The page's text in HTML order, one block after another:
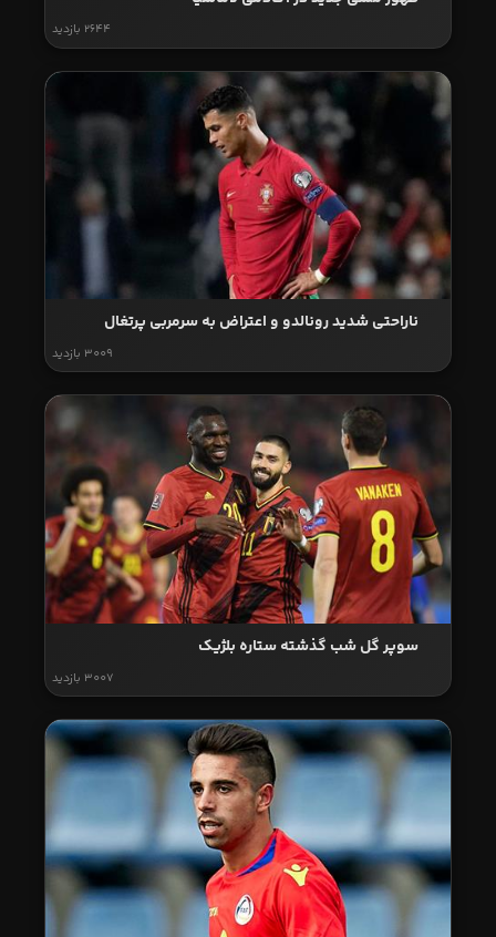
2644 بازدید
ناراحتی شدید رونالدو و اعتراض به سرمربی پرتغال
3009 بازدید
سوپر گل شب گذشته ستاره بلژیک
3007 بازدید